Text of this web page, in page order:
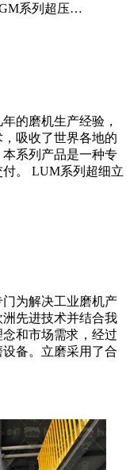
系列超压…
的磨机生产经验，
吸收了世界各地的
系列产品是一种专
。 LUM系列超细立
为解决工业磨机产
先进技术并结合我
和市场需求，经过
备。立磨采用了合